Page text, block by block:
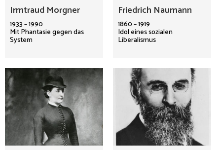
Irmtraud Morgner
1933 – 1990
Mit Phantasie gegen das
System
Friedrich Naumann
1860 – 1919
Idol eines sozialen
Liberalismus